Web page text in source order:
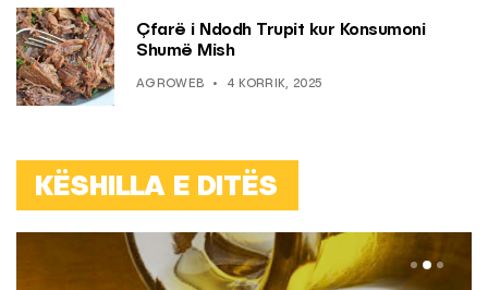
Çfarë i Ndodh Trupit kur Konsumoni
Shumë Mish
AGROWEB 4 KORRIK, 2025
KËSHILLA E DITËS